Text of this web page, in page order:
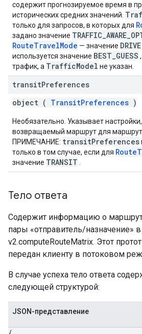
содержит прогнозируемое время в
исторических средних значений.
только для запросов, в которых для
задано значение
RouteTravelMode — значение DRIVE
используется значение BEST_GUESS
трафик, а TrafficModel не указан.
transitPreferences
object ( TransitPreferences )
Необязательно. Указывает
возвращаемый маршрут для
ПРИМЕЧАНИЕ: transitPreferences
только в том случае, если для
значение TRANSIT
Тело ответа
Содержит информацию о
пары «отправитель/назначение»
v2.computeRouteMatrix. Этот
передан клиенту в потоковом
В случае успеха тело ответа
следующей структурой:
JSON-представление